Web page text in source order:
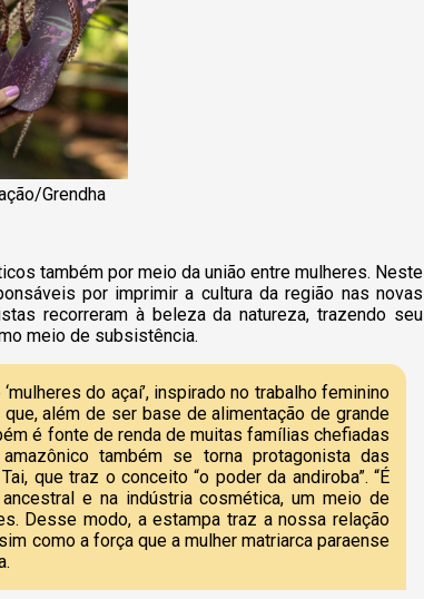
Grendha
também por meio da união entre mulheres. Neste
por imprimir a cultura da região nas novas
recorreram à beleza da natureza, trazendo seu
meio de subsistência.
do açaí’, inspirado no trabalho feminino
além de ser base de alimentação de grande
é fonte de renda de muitas famílias chefiadas
também se torna protagonista das
que traz o conceito “o poder da andiroba”. “É
e na indústria cosmética, um meio de
Desse modo, a estampa traz a nossa relação
como a força que a mulher matriarca paraense